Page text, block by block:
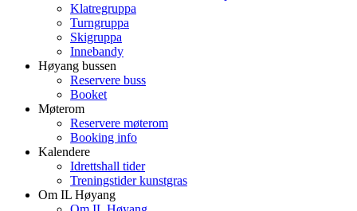
Klatregruppa
Turngruppa
Skigruppa
Innebandy
Høyang bussen
Reservere buss
Booket
Møterom
Reservere møterom
Booking info
Kalendere
Idrettshall tider
Treningstider kunstgras
Om IL Høyang